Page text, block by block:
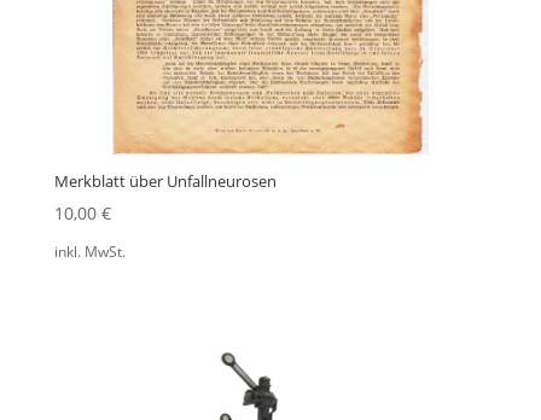
Merkblatt über Unfallneurosen
10,00 €
inkl. MwSt.